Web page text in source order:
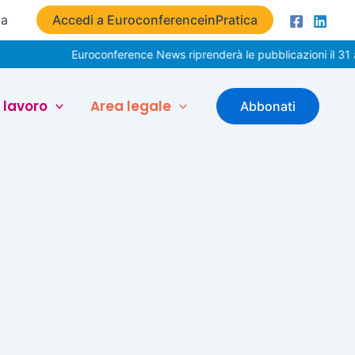
Accedi a EuroconferenceinPratica
Euroconference News riprenderà le pubblicazioni il 31
lavoro Area legale Abbonati